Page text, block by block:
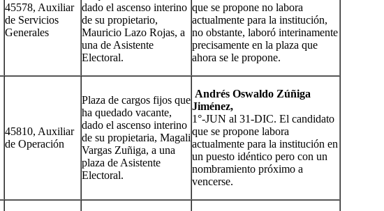
45578, Auxiliar
de Servicios
Generales
dado el ascenso interino
de su propietario,
Mauricio Lazo Rojas, a
una de Asistente
Electoral.
que se propone no labora
actualmente para la institución,
no obstante, laboró interinamente
precisamente en la plaza que
ahora se le propone.
45810, Auxiliar
de Operación
Plaza de cargos fijos que
ha quedado vacante,
dado el ascenso interino
de su propietaria, Magali
Vargas Zuñiga, a una
plaza de Asistente
Electoral.
Andrés Oswaldo Zúñiga
Jiménez,
1°-JUN al 31-DIC. El candidato
que se propone labora
actualmente para la institución en
un puesto idéntico pero con un
nombramiento próximo a
vencerse.